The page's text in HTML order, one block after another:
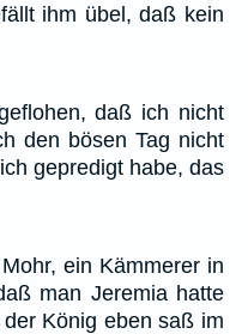
ihm übel, daß kein
daß ich nicht
den bösen Tag nicht
gepredigt habe, das
ein Kämmerer in
man Jeremia hatte
König eben saß im